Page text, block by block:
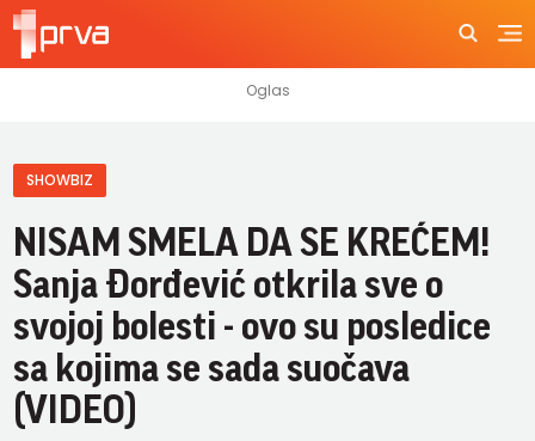
SHOWBIZ
NISAM SMELA DA SE KREĆEM!
Sanja Đorđević otkrila sve o
svojoj bolesti - ovo su posledice
sa kojima se sada suočava
(VIDEO)